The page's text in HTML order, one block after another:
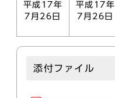
平成17年
7月26日
平成17年
7月26日
添付ファイル